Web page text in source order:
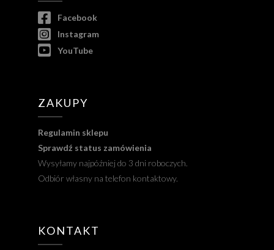
Facebook
Instagram
YouTube
ZAKUPY
Regulamin sklepu
Sprawdź status zamówienia
Wysyłamy najpóźniej do 3 dni roboczych.
Odbiór własny na telefon kontaktowy.
KONTAKT